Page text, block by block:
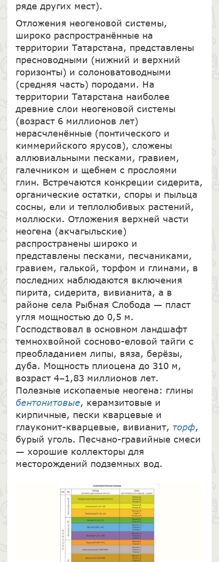
ряде других мест).
Отложения неогеновой системы,
широко распространённые на
территории Татарстана, представлены
пресноводными (нижний и верхний
горизонты) и солоноватоводными
(средняя часть) породами. На
территории Татарстана наиболее
древние слои неогеновой системы
(возраст 6 миллионов лет)
нерасчленённые (понтического и
киммерийского ярусов), сложены
аллювиальными песками, гравием,
галечником и щебнем с прослоями
глин. Встречаются конкреции сидерита,
органические остатки, споры и пыльца
сосны, ели и теплолюбивых растений,
моллюски. Отложения верхней части
неогена (акчагыльские)
распространены широко и
представлены песками, песчаниками,
гравием, галькой, торфом и глинами, в
последних наблюдаются включения
пирита, сидерита, вивианита, а в
районе села Рыбная Слобода — пласт
угля мощностью до 0,5 м.
Господствовал в основном ландшафт
темнохвойной сосново-еловой тайги с
преобладанием липы, вяза, берёзы,
дуба. Мощность плиоцена до 310 м,
возраст 4–1,83 миллионов лет.
Полезные ископаемые неогена: глины
бентонитовые, керамзитовые и
кирпичные, пески кварцевые и
глауконит-кварцевые, вивианит, торф,
бурый уголь. Песчано-гравийные смеси
— хорошие коллекторы для
месторождений подземных вод.